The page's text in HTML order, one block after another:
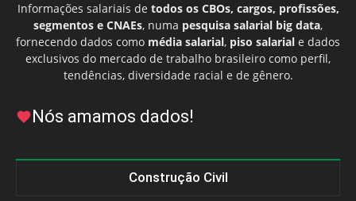
Informações salariais de todos os CBOs, cargos, profissões,
segmentos e CNAEs, numa pesquisa salarial big data,
fornecendo dados como média salarial, piso salarial e dados
exclusivos do mercado de trabalho brasileiro como perfil,
tendências, diversidade racial e de gênero.
Nós amamos dados!
Construção Civil